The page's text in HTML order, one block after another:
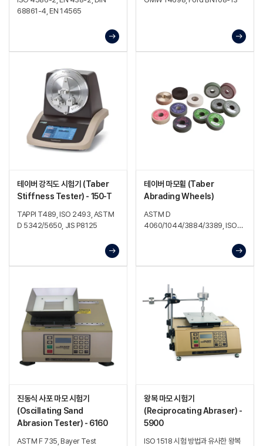
68861-4, EN 14565
테이버 강직도 시험기 (Taber
Stiffness Tester) - 150-T
TAPPI T489, ISO 2493, ASTM
D 5342/5650, JIS P8125
테이버 마모휠 (Taber
Abrading Wheels)
ASTM D
4060/1044/3884/3389, ISO
진동식 사포 마모 시험기
(Oscillating Sand
Abrasion Tester) - 6160
ASTM F 735, Bayer Test
왕복 마모 시험기
(Reciprocating Abraser) -
5900
ISO 1518 시험 방법과 유사한 왕복